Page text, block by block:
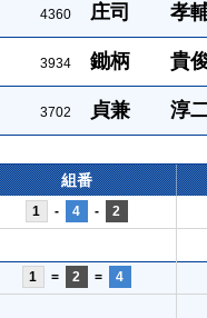
4360 庄司 孝
3934 鋤柄 貴
3702 貞兼 淳
組番
1 - 4 - 2
1 = 2 = 4